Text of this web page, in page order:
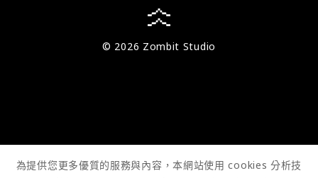
© 2026 Zombit Studio
為提供您更多優質的服務與內容，本網站使用 cookies 分析技